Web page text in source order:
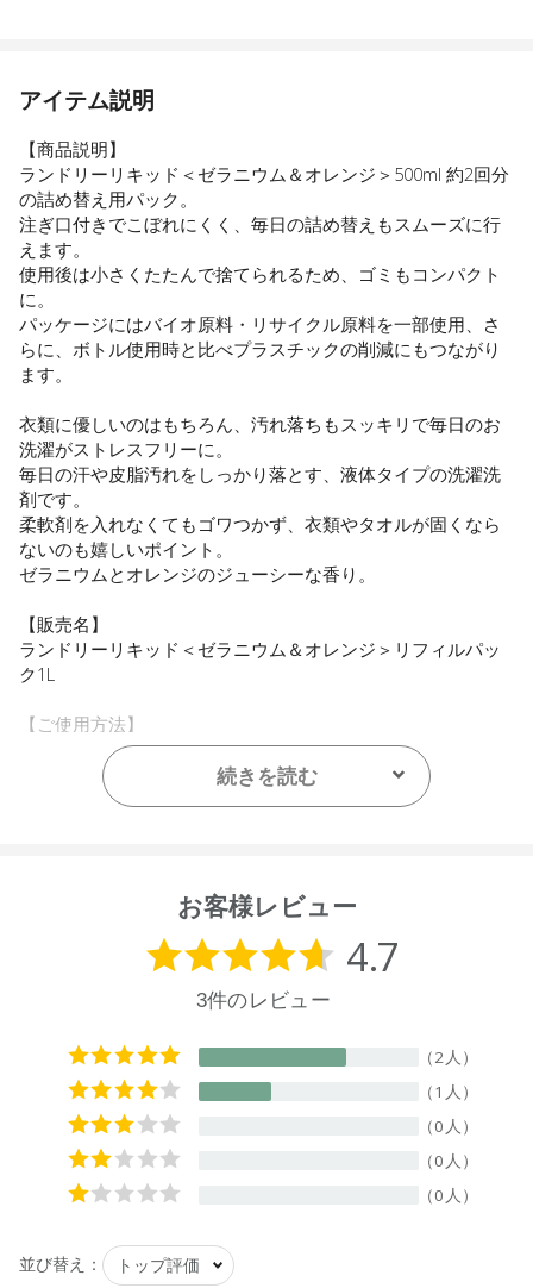
アイテム説明
【商品説明】
ランドリーリキッド＜ゼラニウム＆オレンジ＞500ml 約2回分
の詰め替え用パック。
注ぎ口付きでこぼれにくく、毎日の詰め替えもスムーズに行
えます。
使用後は小さくたたんで捨てられるため、ゴミもコンパクト
に。
パッケージにはバイオ原料・リサイクル原料を一部使用、さ
らに、ボトル使用時と比べプラスチックの削減にもつながり
ます。
衣類に優しいのはもちろん、汚れ落ちもスッキリで毎日のお
洗濯がストレスフリーに。
毎日の汗や皮脂汚れをしっかり落とす、液体タイプの洗濯洗
剤です。
柔軟剤を入れなくてもゴワつかず、衣類やタオルが固くなら
ないのも嬉しいポイント。
ゼラニウムとオレンジのジューシーな香り。
【販売名】
ランドリーリキッド＜ゼラニウム＆オレンジ＞リフィルパッ
ク1L
【ご使用方法】
使用量の目安：水45Lに対し35mL/30Lに対し23mL
【内容量】
界面活性剤(11%、アルキルグリコシド、アルキル硫酸エステ
ルナトリウム)、金属封鎖剤、アルカリ剤、水軟化剤、pH調整
【原産国】
【メーカー品番】
店舗でお問い合わせの際には、下記品番をお伝え下さい。
4573623432481
【店舗発売日】
CosmeKitchen 2026/4/1
続きを読む
お客様レビュー